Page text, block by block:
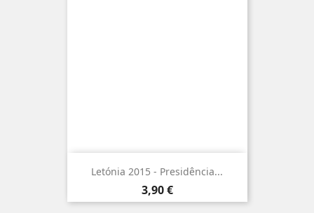
Letónia 2015 - Presidência...
Preço
3,90 €